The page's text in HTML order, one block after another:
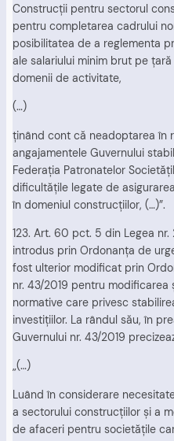
Construcţii pentru sectorul
pentru completarea cadrului
posibilitatea de a reglementa
ale salariului minim brut pe
domenii de activitate,
(…)
ţinând cont că neadoptarea în
angajamentele Guvernului
Federaţia Patronatelor
dificultăţile legate de
în domeniul construcţiilor, (…)”.
123. Art. 60 pct. 5 din Legea
introdus prin Ordonanţa de
fost ulterior modificat prin
nr. 43/2019 pentru
normative care privesc
investiţiilor. La rândul său, în
Guvernului nr. 43/2019
„(…)
Luând în considerare
a sectorului construcţiilor şi a
de afaceri pentru societăţile